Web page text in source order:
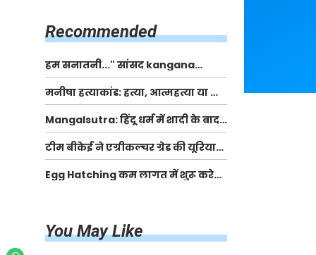
Recommended
हम सनातनी..." सांसद kangana
Ranaut से क्या बोली लड़की? Viral
Jantar-Mantar | CJP protest
मनीषा हत्याकांड: हत्या, आत्महत्या या कोई बड़ा राज?
| Full Story | Josh Haryana
Mangalsutra: हिंदू धर्म में शादी के बाद
मंगलसूत्र क्यों पहनती है महिलाएं, किसने
शुरु की ये परंपरा
टीम बीकेई ने एग्रीकल्चर ग्रेड की यूरिया
खाद गट्टों में बदलकर टेक्निकल ग्रेड में
बेचने वालों पर करवाई कार्रवाई:
Egg Hatching कम लागत में शुरू करे
You May Like